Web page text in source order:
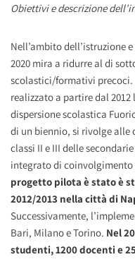
Obiettivi e descrizione
Nell’ambito dell’istruzione
2020 mira a ridurre al di
scolastici/formativi precoci.
realizzato a partire dal
dispersione scolastica
di un biennio, si rivolge alle
classi II e III delle
integrato di
progetto pilota è stato è
2012/2013 nella città di
Successivamente,
Bari, Milano e Torino. Nel
studenti, 1200 docenti e